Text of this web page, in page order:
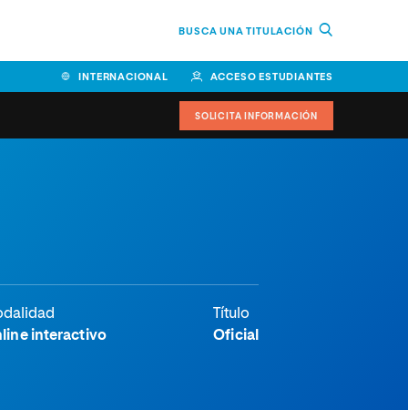
BUSCA UNA TITULACIÓN
INTERNACIONAL ACCESO ESTUDIANTES
SOLICITA INFORMACIÓN
interactivo
Título
Oficial